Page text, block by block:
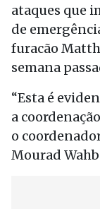
ataques que
de
furacão
semana
“Esta é
a
o
Mourad